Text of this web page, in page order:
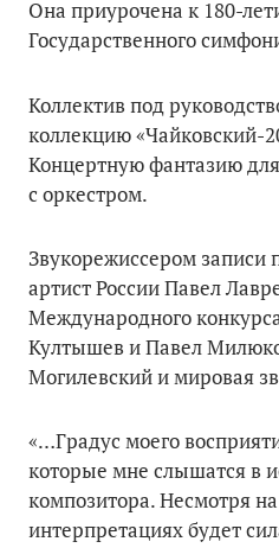
Она приурочена к 180-
Государственного
Коллектив под
коллекцию «Чайковский-
Концертную фантазию
с оркестром.
Звукорежиссером
артист России Павел
Международного
Култышев и Павел
Могилевский и мировая
«…Градус моего
которые мне слышатся в
композитора. Несмотря
интерпретациях будет